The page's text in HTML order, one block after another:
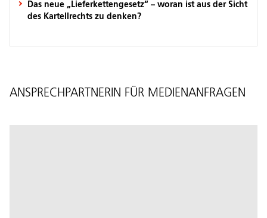
Das neue „Lieferkettengesetz“ – woran ist aus der Sicht
des Kartellrechts zu denken?
ANSPRECHPARTNERIN FÜR MEDIENANFRAGEN